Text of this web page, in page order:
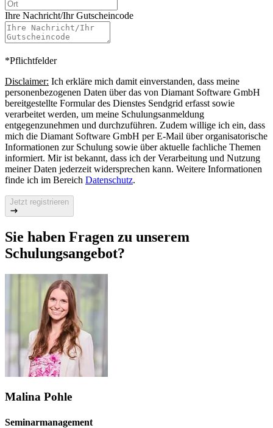
Ihre Nachricht/Ihr Gutscheincode
*Pflichtfelder
Disclaimer: Ich erkläre mich damit einverstanden, dass meine
personenbezogenen Daten über das von Diamant Software GmbH
bereitgestellte Formular des Dienstes Sendgrid erfasst sowie
verarbeitet werden, um meine Schulungsanmeldung
entgegenzunehmen und durchzuführen. Zudem willige ich ein, dass
mich die Diamant Software GmbH per E‑Mail über organisatorische
Informationen zur Schulung sowie über aktuelle fachliche Themen
informiert. Mir ist bekannt, dass ich der Verarbeitung und Nutzung
meiner Daten jederzeit widersprechen kann. Weitere Informationen
finde ich im Bereich Datenschutz.
Jetzt registrieren
Sie haben Fragen zu unserem
Schulungsangebot?
Malina Pohle
Seminarmanagement